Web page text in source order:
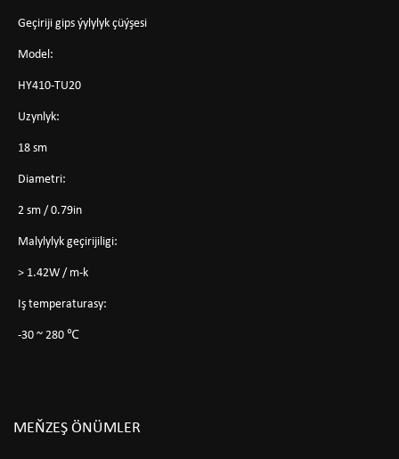
Geçiriji gips ýylylyk çüýşesi
Model:
HY410-TU20
Uzynlyk:
18 sm
Diametri:
2 sm / 0.79in
Malylylyk geçirijiligi:
> 1.42W / m-k
Iş temperaturasy:
-30 ~ 280 ℃
MEŇZEŞ ÖNÜMLER